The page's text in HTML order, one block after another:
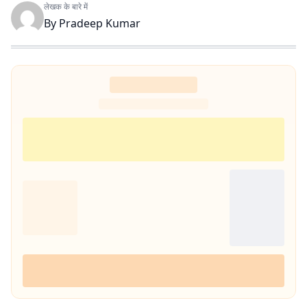
लेखक के बारे में
By Pradeep Kumar